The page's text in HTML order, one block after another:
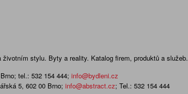
stylu. Byty a reality. Katalog firem, produktů a služeb.
tel.: 532 154 444; info@bydleni.cz
5, 602 00 Brno; info@abstract.cz; Tel.: 532 154 444